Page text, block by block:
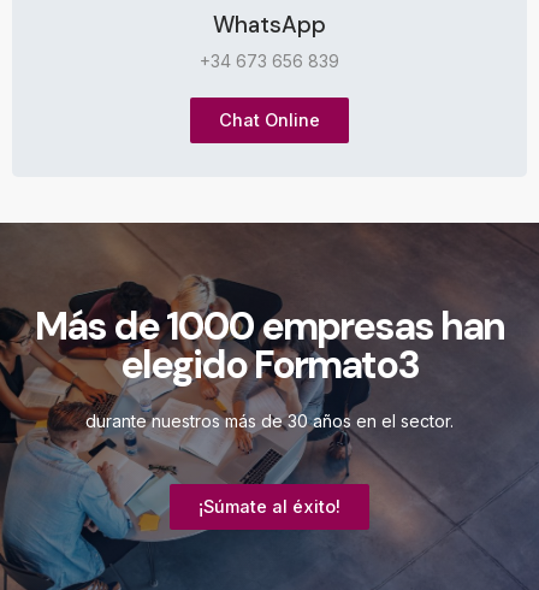
WhatsApp
+34 673 656 839
Chat Online
Más de 1000 empresas han
elegido Formato3
durante nuestros más de 30 años en el sector.
¡Súmate al éxito!